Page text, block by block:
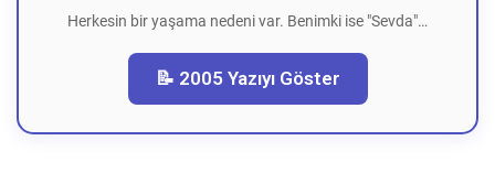
Herkesin bir yaşama nedeni var. Benimki ise "Sevda"…
📝 2005 Yazıyı Göster